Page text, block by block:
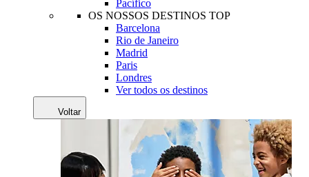
Pacífico
OS NOSSOS DESTINOS TOP
Barcelona
Rio de Janeiro
Madrid
Paris
Londres
Ver todos os destinos
Voltar